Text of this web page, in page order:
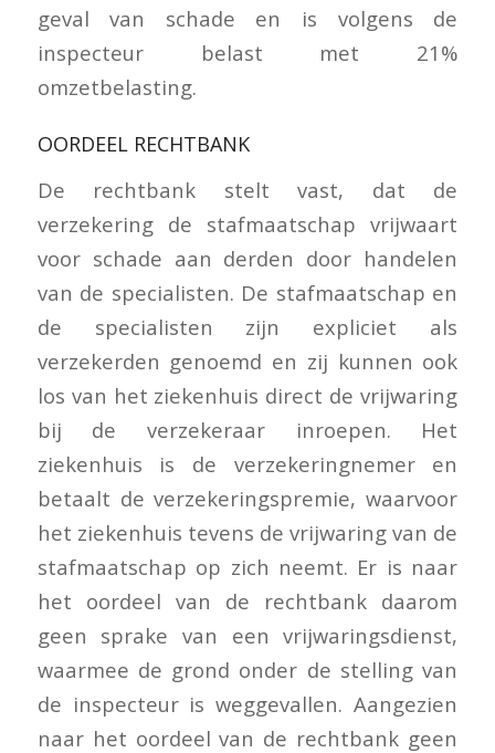
geval van schade en is volgens de
inspecteur belast met 21%
omzetbelasting.
OORDEEL RECHTBANK
De rechtbank stelt vast, dat de
verzekering de stafmaatschap vrijwaart
voor schade aan derden door handelen
van de specialisten. De stafmaatschap en
de specialisten zijn expliciet als
verzekerden genoemd en zij kunnen ook
los van het ziekenhuis direct de vrijwaring
bij de verzekeraar inroepen. Het
ziekenhuis is de verzekeringnemer en
betaalt de verzekeringspremie, waarvoor
het ziekenhuis tevens de vrijwaring van de
stafmaatschap op zich neemt. Er is naar
het oordeel van de rechtbank daarom
geen sprake van een vrijwaringsdienst,
waarmee de grond onder de stelling van
de inspecteur is weggevallen. Aangezien
naar het oordeel van de rechtbank geen